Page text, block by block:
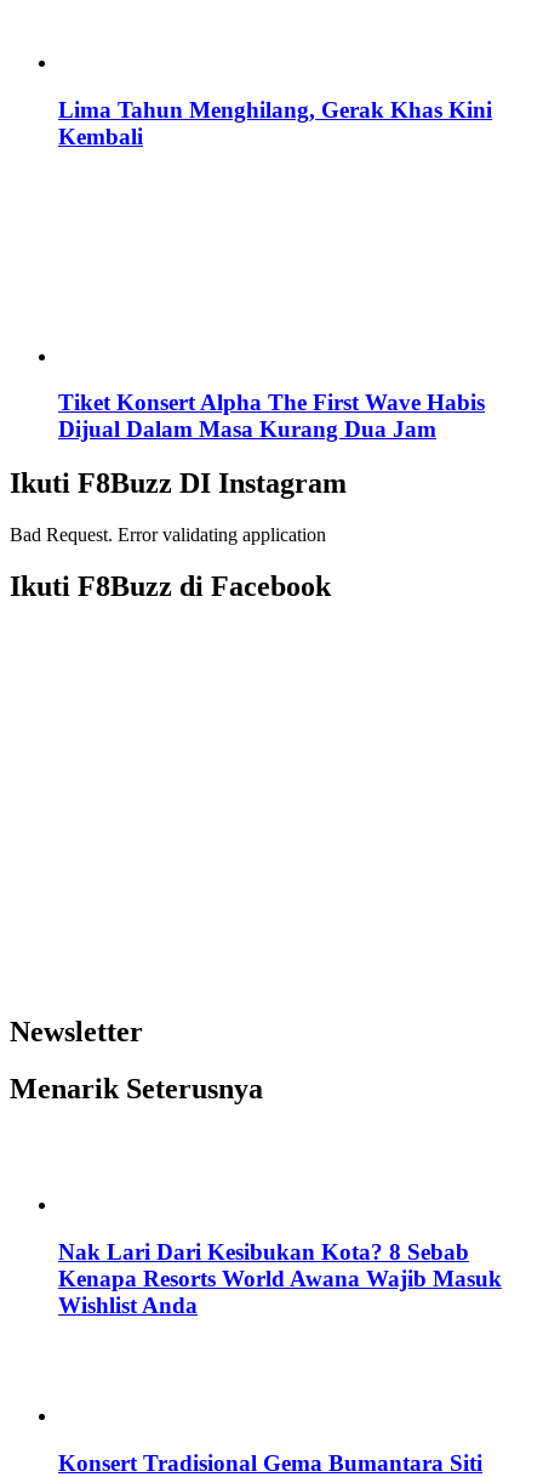
Lima Tahun Menghilang, Gerak Khas Kini
Kembali
Tiket Konsert Alpha The First Wave Habis
Dijual Dalam Masa Kurang Dua Jam
Ikuti F8Buzz DI Instagram
Bad Request. Error validating application
Ikuti F8Buzz di Facebook
Newsletter
Menarik Seterusnya
Nak Lari Dari Kesibukan Kota? 8 Sebab
Kenapa Resorts World Awana Wajib Masuk
Wishlist Anda
Konsert Tradisional Gema Bumantara Siti